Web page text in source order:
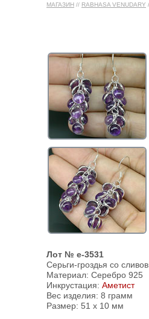
МАГАЗИН // RABHASA VENUDARY
Лот № e-3531
Серьги-гроздья со
Материал: Серебро 925
Инкрустация: Аметист
Вес изделия: 8 грамм
Размер: 51 х 10 мм